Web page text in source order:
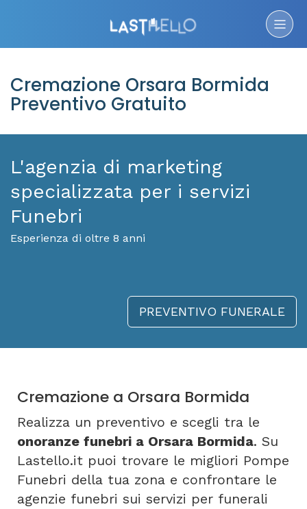
Cremazione Orsara Bormida
Preventivo Gratuito
L'agenzia di marketing
specializzata per i servizi
Funebri
Esperienza di oltre 8 anni
PREVENTIVO FUNERALE
Cremazione a Orsara Bormida
Realizza un preventivo e scegli tra le
onoranze funebri a Orsara Bormida. Su
Lastello.it puoi trovare le migliori Pompe
Funebri della tua zona e confrontare le
agenzie funebri sui servizi per funerali